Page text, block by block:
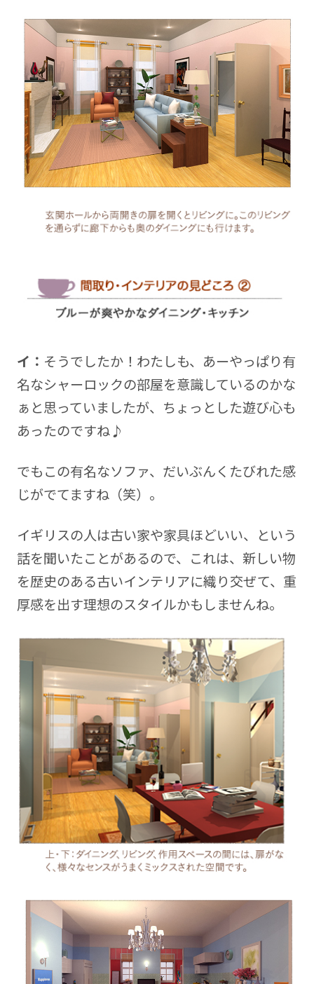
イ： そうでしたか！わたしも、あーやっぱり有
名なシャーロックの部屋を意識しているのかな
ぁと思っていましたが、ちょっとした遊び心も
あったのですね♪
でもこの有名なソファ、だいぶんくたびれた感
じがでてますね（笑）。
イギリスの人は古い家や家具ほどいい、という
話を聞いたことがあるので、これは、新しい物
を歴史のある古いインテリアに織り交ぜて、重
厚感を出す理想のスタイルかもしませんね。